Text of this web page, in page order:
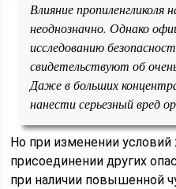
Влияние пропиленгликоля
неоднозначно. Однако
исследованию
свидетельствуют об
Даже в больших
нанести серьезный вред
Но при изменении условий
присоединении других
при наличии повышенной